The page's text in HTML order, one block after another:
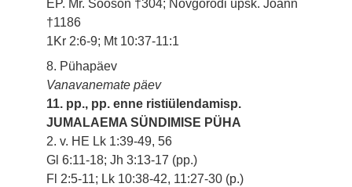
EP. Mr. Sooson †304; Novgorodi üpsk. Joann
†1186
1Kr 2:6-9; Mt 10:37-11:1
8. Pühapäev
Vanavanemate päev
11. pp., pp. enne ristiülendamisp.
JUMALAEMA SÜNDIMISE PÜHA
2. v. HE Lk 1:39-49, 56
Gl 6:11-18; Jh 3:13-17 (pp.)
Fl 2:5-11; Lk 10:38-42, 11:27-30 (p.)